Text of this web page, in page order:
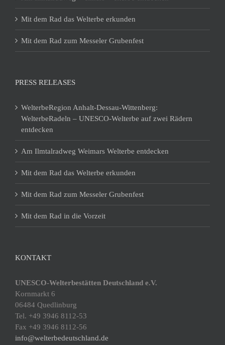
Mit dem Rad das Welterbe erkunden
Mit dem Rad zum Messeler Grubenfest
PRESS RELEASES
WelterbeRegion Anhalt-Dessau-Wittenberg:
WelterbeRadeln – UNESCO-Welterbe auf zwei Rädern
entdecken
Am Ilmtalradweg Weimars Welterbe entdecken
Mit dem Rad das Welterbe erkunden
Mit dem Rad zum Messeler Grubenfest
Mit dem Rad in die Vorzeit
KONTAKT
UNESCO-Welterbestätten Deutschland e.V.
Kornmarkt 6
06484 Quedlinburg
Tel. +49 3946 8112-53
Fax +49 3946 8112-56
info@welterbedeutschland.de